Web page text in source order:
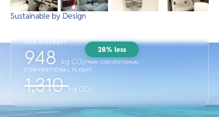
Sustainable by Design
OUR AIRCRAFT
948 kg CO₂
28% less
THAN CONVENTIONAL
CONVENTIONAL FLIGHT
1,310kg CO₂